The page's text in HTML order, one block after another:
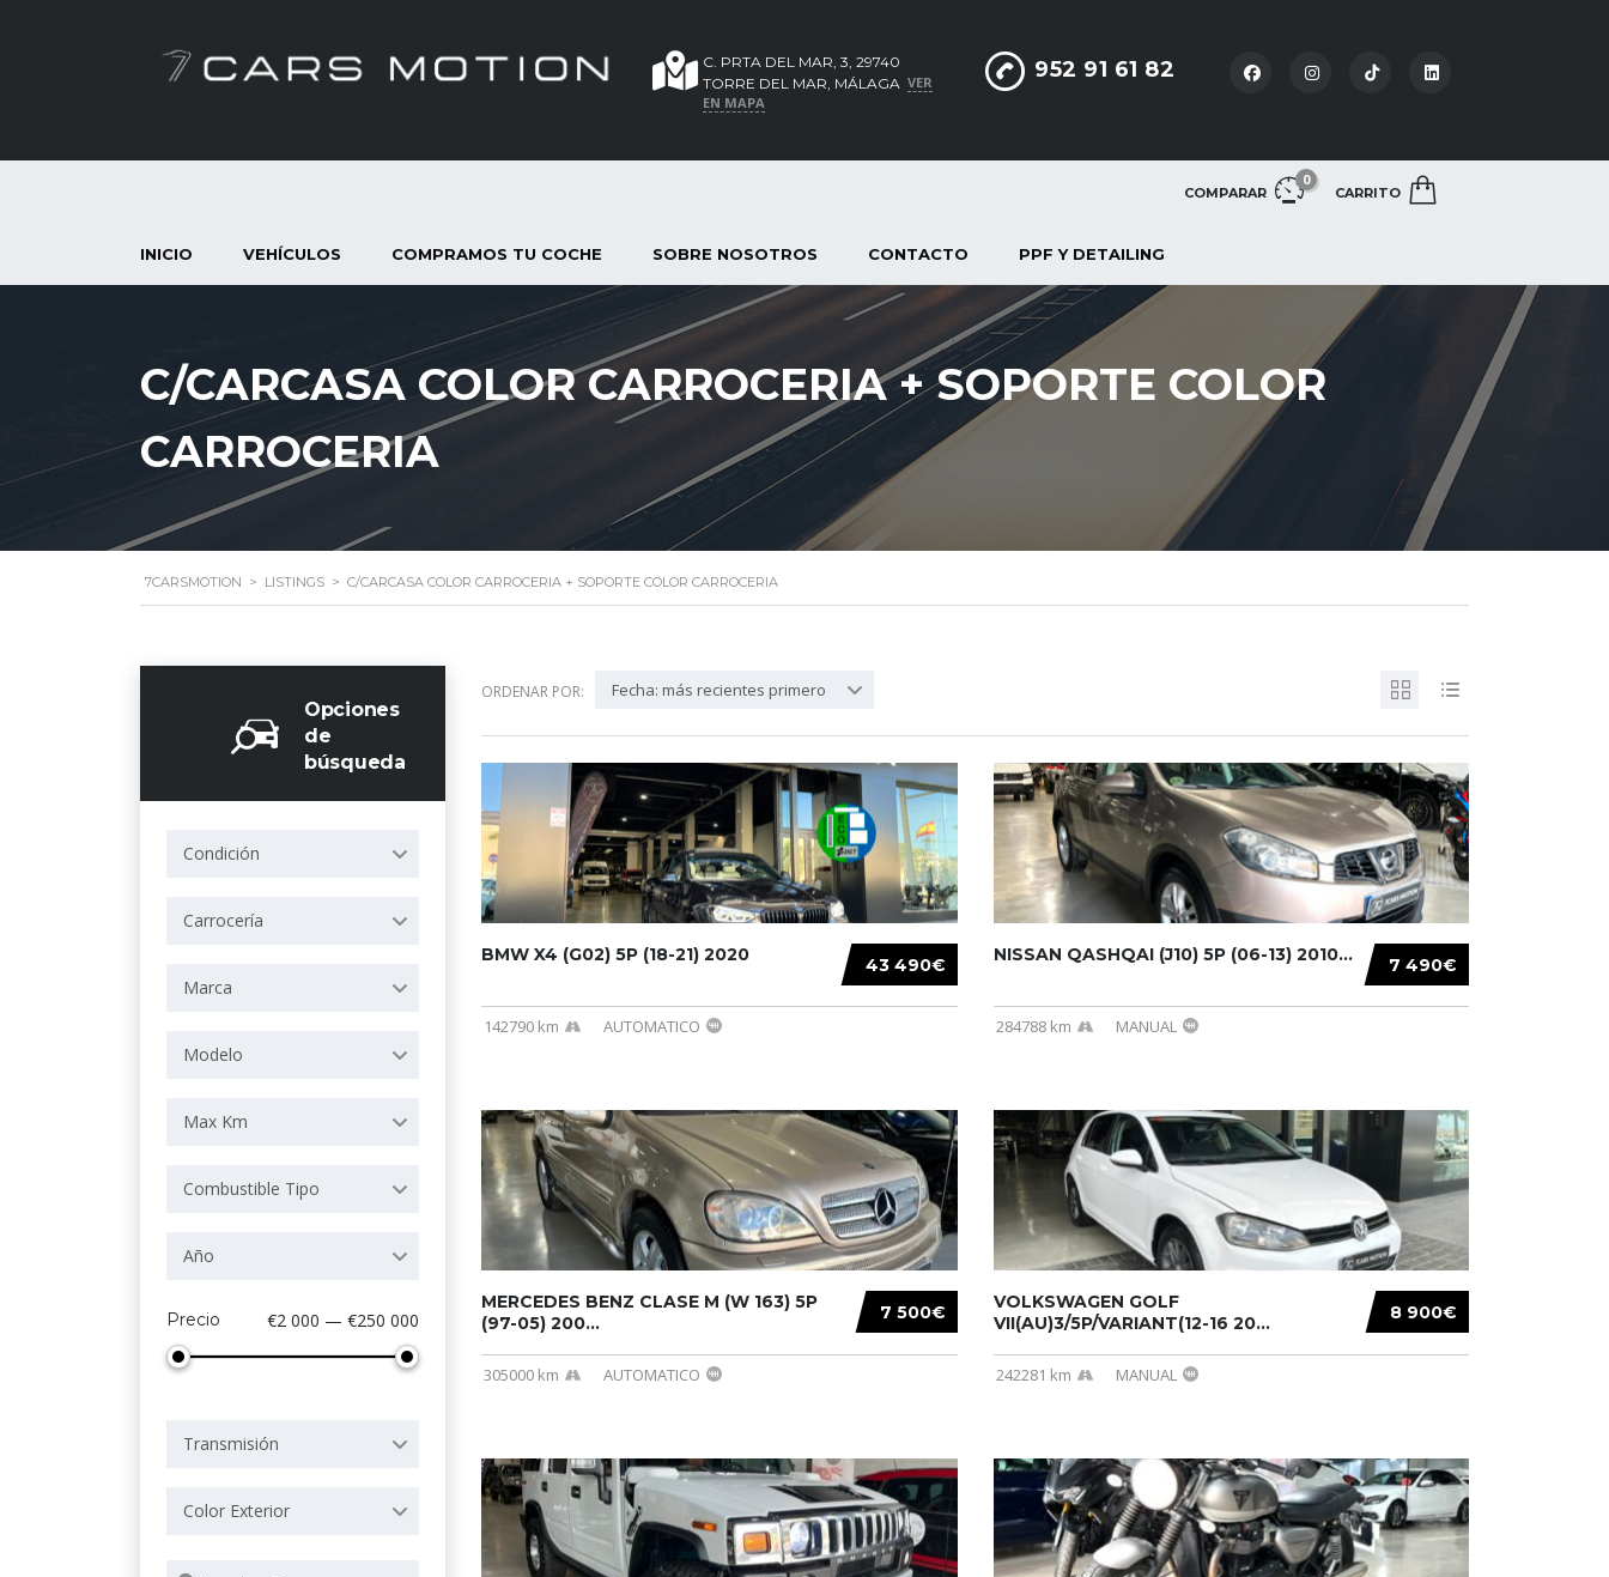
952 91 61 82
C. PRTA DEL MAR, 3, 29740
TORRE DEL MAR, MÁLAGA VER
EN MAPA
COMPARAR
0
CARRITO
INICIO VEHÍCULOS COMPRAMOS TU COCHE SOBRE NOSOTROS CONTACTO PPF Y DETAILING
C/CARCASA COLOR CARROCERIA + SOPORTE COLOR
CARROCERIA
7CARSMOTION > LISTINGS > C/CARCASA COLOR CARROCERIA + SOPORTE COLOR CARROCERIA
Opciones
de
búsqueda
Condición
Carrocería
Marca
Modelo
Max Km
Combustible Tipo
Año
Precio €2 000 — €250 000
Transmisión
Color Exterior
ORDENAR POR: Fecha: más recientes primero
43 490€
BMW X4 (G02) 5P (18-21) 2020
142790 km AUTOMATICO
7 490€
NISSAN QASHQAI (J10) 5P (06-13) 2010...
284788 km MANUAL
7 500€
MERCEDES BENZ CLASE M (W 163) 5P
(97-05) 200...
305000 km AUTOMATICO
8 900€
VOLKSWAGEN GOLF
VII(AU)3/5P/VARIANT(12-16 20...
242281 km MANUAL